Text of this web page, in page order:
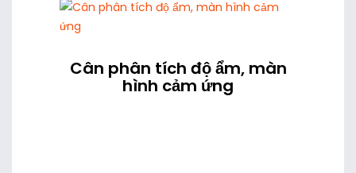
Cân phân tích độ ẩm, màn
hình cảm ứng